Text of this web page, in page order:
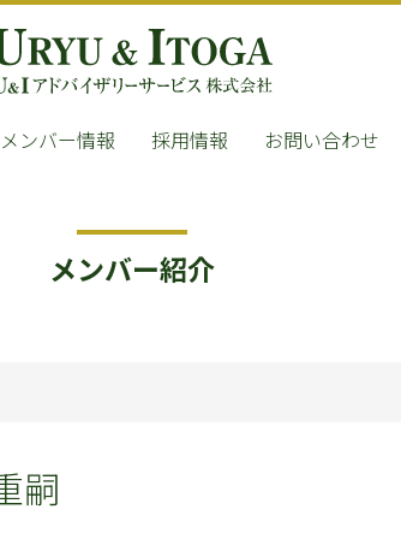
メンバー情報 採用情報 お問い合わせ
メンバー紹介
嗣